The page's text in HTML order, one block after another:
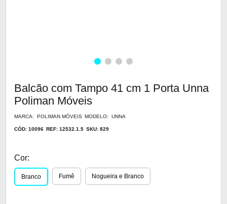
Balcão com Tampo 41 cm 1 Porta Unna
Poliman Móveis
MARCA: POLIMAN MÓVEIS MODELO: UNNA
CÓD: 10096 REF: 12532.1.5 SKU: 829
Cor:
Branco Fumê Nogueira e Branco